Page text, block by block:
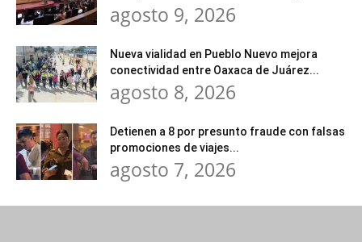
agosto 9, 2026
Nueva vialidad en Pueblo Nuevo mejora
conectividad entre Oaxaca de Juárez...
agosto 8, 2026
Detienen a 8 por presunto fraude con falsas
promociones de viajes...
agosto 7, 2026